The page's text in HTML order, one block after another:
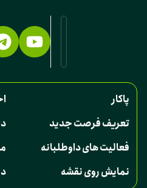
پاکار
تعریف فرصت جدید
فعالیت های داوطلبانه
نمایش روی نقشه